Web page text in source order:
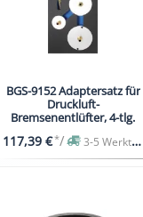
BGS-9152 Adaptersatz für
Druckluft-
Bremsenentlüfter, 4-tlg.
117,39 €*/ 3-5 Werktage